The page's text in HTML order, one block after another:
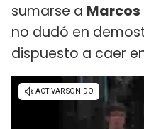
sumarse a Marcos
no dudó en
dispuesto a caer